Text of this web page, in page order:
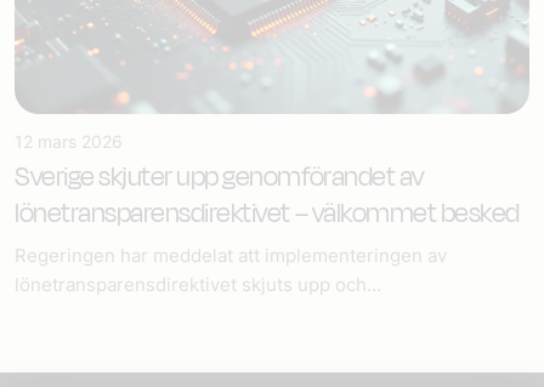
12 mars 2026
Sverige skjuter upp genomförandet av
lönetransparensdirektivet – välkommet besked
Regeringen har meddelat att implementeringen av
lönetransparensdirektivet skjuts upp och...